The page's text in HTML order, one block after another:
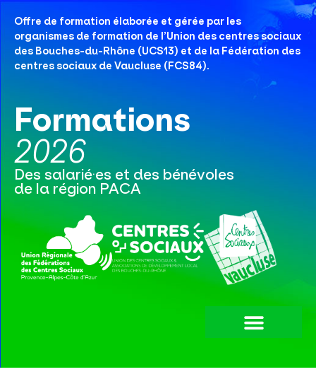
Offre de formation élaborée et gérée par les
organismes de formation de l’Union des centres sociaux
des Bouches-du-Rhône (UCS13) et de la Fédération des
centres sociaux de Vaucluse (FCS84).
Formations​
2026​
Des salarié.es et des bénévoles
de la région PACA